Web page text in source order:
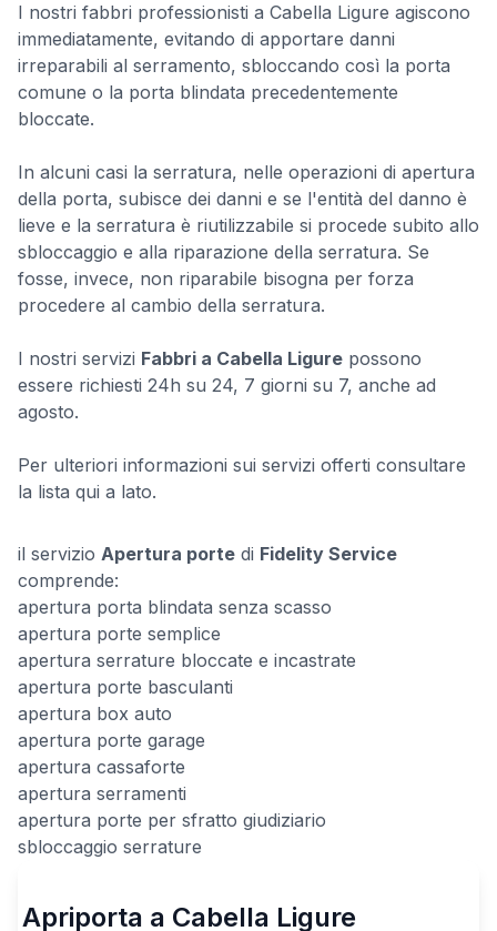
I nostri fabbri professionisti a Cabella Ligure agiscono
immediatamente, evitando di apportare danni
irreparabili al serramento, sbloccando così la porta
comune o la porta blindata precedentemente
bloccate.
In alcuni casi la serratura, nelle operazioni di apertura
della porta, subisce dei danni e se l'entità del danno è
lieve e la serratura è riutilizzabile si procede subito allo
sbloccaggio e alla riparazione della serratura. Se
fosse, invece, non riparabile bisogna per forza
procedere al cambio della serratura.
I nostri servizi Fabbri a Cabella Ligure possono
essere richiesti 24h su 24, 7 giorni su 7, anche ad
agosto.
Per ulteriori informazioni sui servizi offerti consultare
la lista qui a lato.
il servizio Apertura porte di Fidelity Service
comprende:
apertura porta blindata senza scasso
apertura porte semplice
apertura serrature bloccate e incastrate
apertura porte basculanti
apertura box auto
apertura porte garage
apertura cassaforte
apertura serramenti
apertura porte per sfratto giudiziario
sbloccaggio serrature
Apriporta a Cabella Ligure